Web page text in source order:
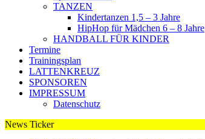
TANZEN
Kindertanzen 1,5 – 3 Jahre
HipHop für Mädchen 6 – 8 Jahre
HANDBALL FÜR KINDER
Termine
Trainingsplan
LATTENKREUZ
SPONSOREN
IMPRESSUM
Datenschutz
News Ticker